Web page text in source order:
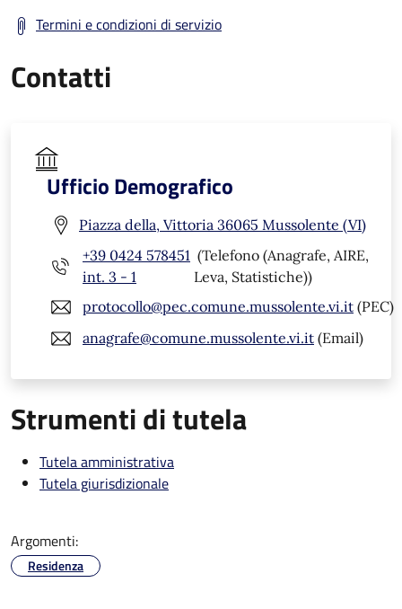
Termini e condizioni di servizio
Contatti
Ufficio Demografico
Piazza della, Vittoria 36065 Mussolente (VI)
+39 0424 578451
int. 3 - 1
(Telefono (Anagrafe, AIRE,
Leva, Statistiche))
protocollo@pec.comune.mussolente.vi.it (PEC)
anagrafe@comune.mussolente.vi.it (Email)
Strumenti di tutela
Tutela amministrativa
Tutela giurisdizionale
Argomenti:
Residenza